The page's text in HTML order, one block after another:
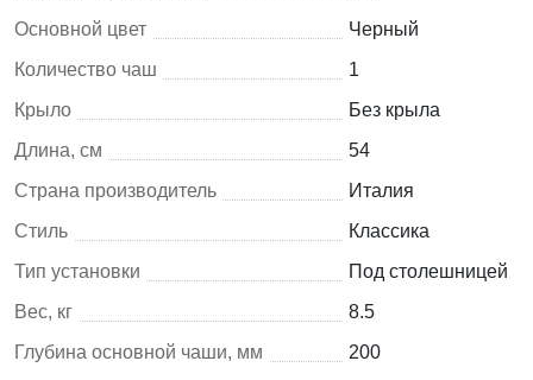
Основной цвет
Черный
Количество чаш
1
Крыло
Без крыла
Длина, см
54
Страна производитель
Италия
Стиль
Классика
Тип установки
Под столешницей
Вес, кг
8.5
Глубина основной чаши, мм
200